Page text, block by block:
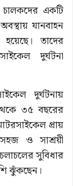
চালকদের একটি
যানবাহন
তাদের
দুর্ঘটনা
দুর্ঘটনায়
৩৫ বছরের
প্রায়
ও সাশ্রয়ী
সুবিধার
ঝুঁকছেন।